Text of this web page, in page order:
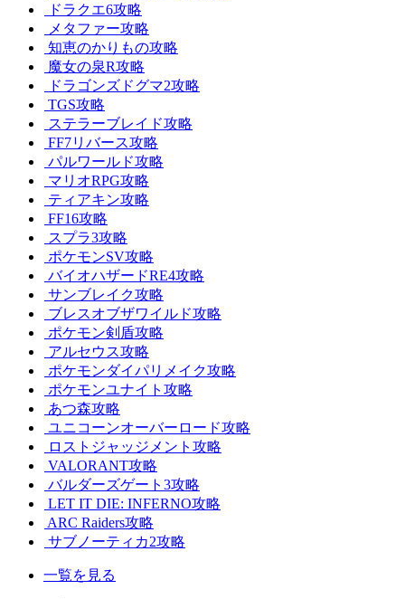
ドラクエ6攻略
メタファー攻略
知恵のかりもの攻略
魔女の泉R攻略
ドラゴンズドグマ2攻略
TGS攻略
ステラーブレイド攻略
FF7リバース攻略
パルワールド攻略
マリオRPG攻略
ティアキン攻略
FF16攻略
スプラ3攻略
ポケモンSV攻略
バイオハザードRE4攻略
サンブレイク攻略
ブレスオブザワイルド攻略
ポケモン剣盾攻略
アルセウス攻略
ポケモンダイパリメイク攻略
ポケモンユナイト攻略
あつ森攻略
ユニコーンオーバーロード攻略
ロストジャッジメント攻略
VALORANT攻略
バルダーズゲート3攻略
LET IT DIE: INFERNO攻略
ARC Raiders攻略
サブノーティカ2攻略
一覧を見る